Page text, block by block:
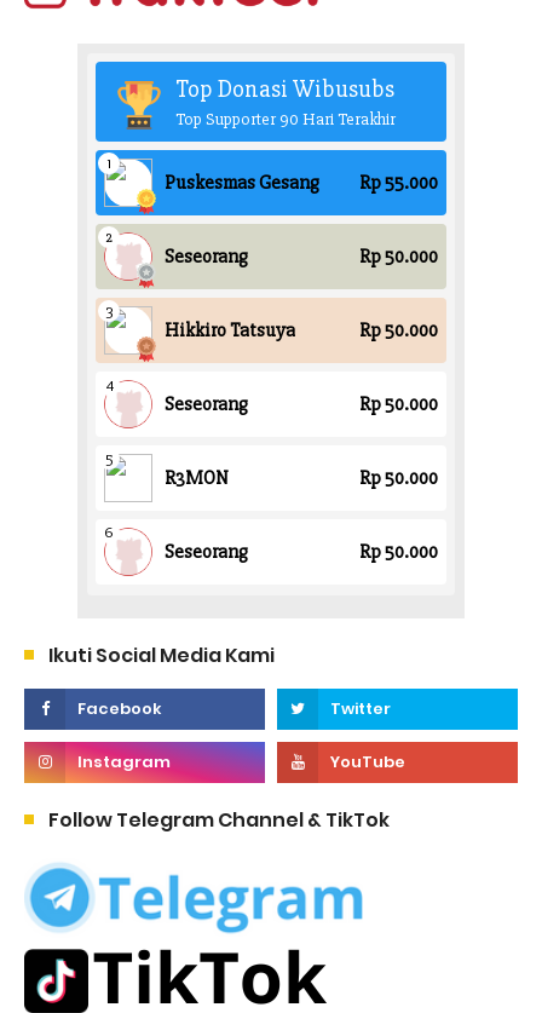
Ikuti Social Media Kami
Follow Telegram Channel & TikTok